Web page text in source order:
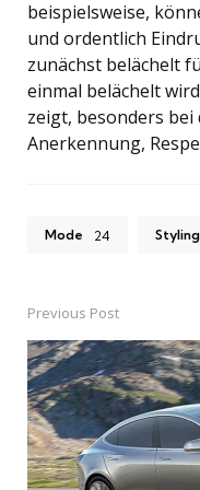
beispielsweise,
und ordentlich
zunächst belächelt
einmal belächelt
zeigt, besonders
Anerkennung,
Mode 24 Styling
Post
navigation
Previous Post